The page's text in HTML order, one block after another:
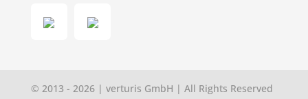
© 2013 - 2026 | verturis GmbH | All Rights Reserved